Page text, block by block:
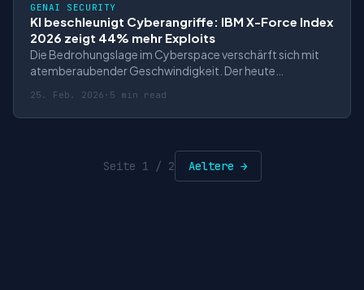
GENAI SECURITY
KI beschleunigt Cyberangriffe: IBM X-Force Index
2026 zeigt 44% mehr Exploits
Die Bedrohungslage im Cyberspace verschärft sich mit
atemberaubender Geschwindigkeit. Der heute
Index dokumentiert einen fundamentalen Wandel in der
Angriffsdynamik: Künstliche Intelligenz ermöglicht es
25. Feb. 2026 · 5 min read
Seite 1 / 2 Aeltere →